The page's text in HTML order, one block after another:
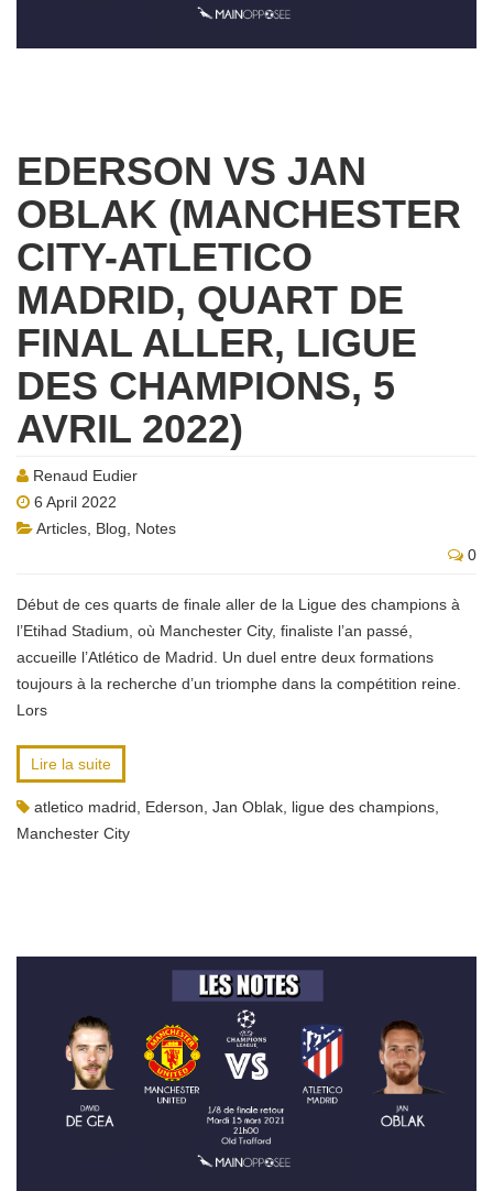
EDERSON VS JAN
OBLAK (MANCHESTER
CITY-ATLETICO
MADRID, QUART DE
FINAL ALLER, LIGUE
DES CHAMPIONS, 5
AVRIL 2022)
Renaud Eudier
6 April 2022
Articles Blog
Notes
0
Début de ces quarts de finale aller de la Ligue des champions à
l’Etihad Stadium, où Manchester City, finaliste l’an passé,
accueille l’Atlético de Madrid. Un duel entre deux formations
toujours à la recherche d’un triomphe dans la compétition reine.
Lors
Lire la suite
atletico madrid Ederson Jan Oblak ligue des champions
Manchester City